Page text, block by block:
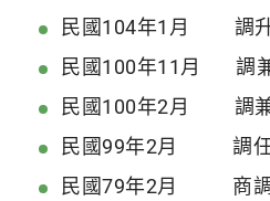
民國104年1月 調升
民國100年11月 調
民國100年2月 調兼
民國99年2月 調任
民國79年2月 商調